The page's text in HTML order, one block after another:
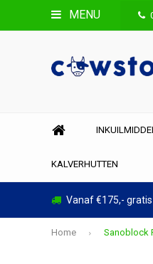
MENU
KALVERHUTTEN
Vanaf €175,-
Home Sanoblock